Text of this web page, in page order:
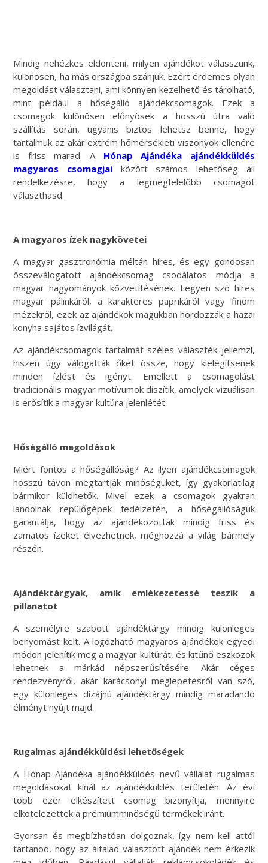
Mindig nehézkes eldönteni, milyen ajándékot válasszunk,
különösen, ha más országba szánjuk. Ezért érdemes olyan
megoldást választani, ami könnyen kezelhető és tárolható,
mint például a hőségálló ajándékcsomagok. Ezek a
csomagok különösen előnyösek a hosszú útra való
szállítás során, ugyanis biztos lehetsz benne, hogy
tartalmuk az akár extrém hőmérsékleti viszonyok ellenére
is friss marad.A Hónap Ajándéka ajándékküldés
magyaros csomagjai
között számos lehetőség áll
rendelkezésre, hogy a legmegfelelőbb csomagot
választhasd.
A magyaros ízek nagykövetei
A magyar gasztronómia méltán híres, és egy gondosan
összeválogatott ajándékcsomag csodálatos módja a
magyar hagyományok közvetítésének. Legyen szó híres
magyar pálinkáról, a karakteres paprikáról vagy finom
mézekről, ezek az ajándékok magukban hordozzák a hazai
konyha sajátos ízvilágát.
Az ajándékcsomagok tartalmát széles választék jellemzi,
hiszen úgy válogatták őket össze, hogy kielégítsenek
minden ízlést és igényt. Emellett a csomagolást
tradicionális magyar motívumok díszítik, amelyek vizuálisan
is erősítik a magyar kultúra jelenlétét.
Hőségálló megoldások
Miért fontos a hőségállóság? Az ilyen ajándékcsomagok
hosszú távon megtartják minőségüket, így gyakorlatilag
bármikor küldhetők. Mivel ezek a csomagok gyakran
landolnak repülőgépek fedélzetén, a hőségállóságuk
garantálja, hogy az ajándékozottak mindig friss és
zamatos ízeket élvezhetnek, méghozzá a világ bármely
részén.
Ajándéktárgyak, amik emlékezetessé teszik a
pillanatot
A személyre szabott ajándéktárgy mindig különleges
benyomást kelt. A logózható magyaros ajándékok egyedi
módon jelenítik meg a magyar kultúrát, és kitűnő eszközök
lehetnek a márkád népszerűsítésére. Akár céges
rendezvényről, akár karácsonyi meglepetésről van szó,
egy különleges dizájnú ajándéktárgy mindig maradandó
élményt nyújt majd.
Rugalmas ajándékküldési lehetőségek
A Hónap Ajándéka ajándékküldés nevű vállalat rugalmas
megoldásokat kínál az ajándékküldés területén. Az évi
több ezer elkészített csomag bizonyítja, mennyire
elkötelezettek a prémiumminőségű termékek iránt.
Gyorsan és megbízhatóan dolgoznak, így nem kell attól
tartanod, hogy az általad választott ajándék nem érkezik